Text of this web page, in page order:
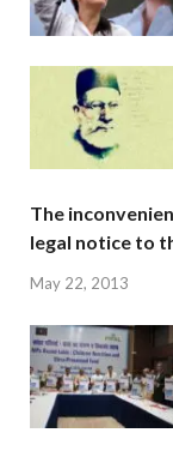
The
legal notice to
May 22, 2013